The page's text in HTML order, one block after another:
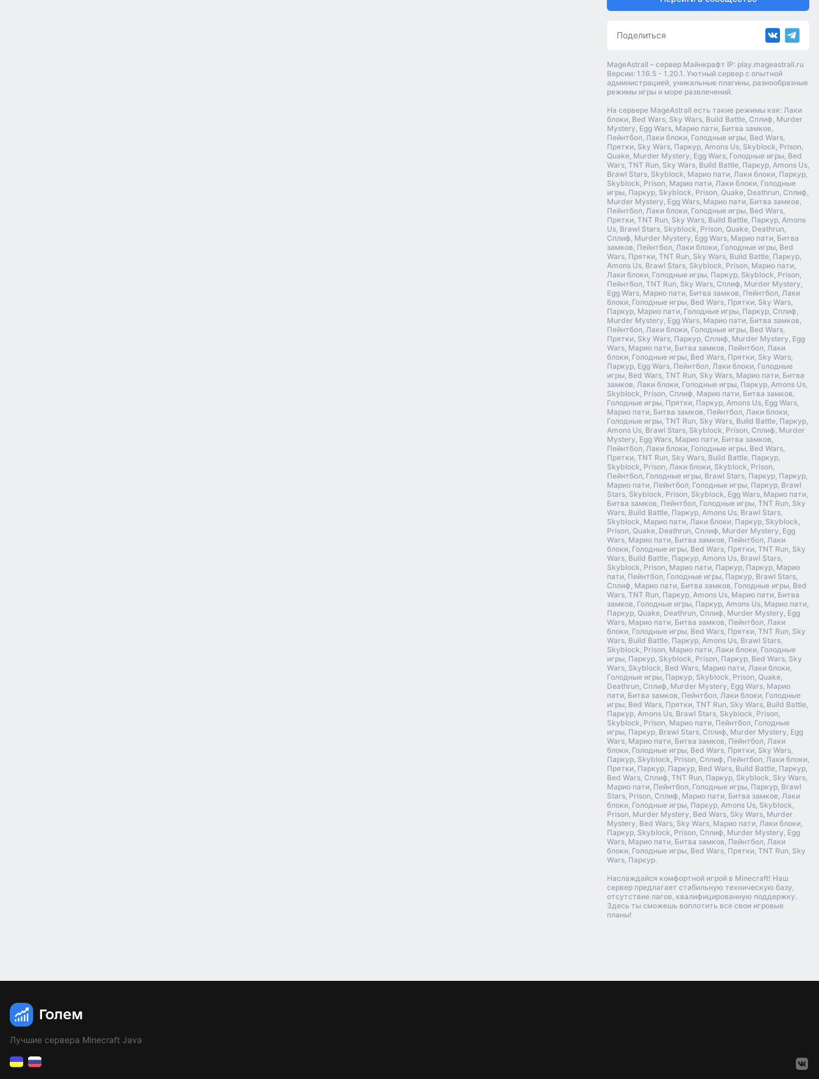
Поделиться
MageAstrall – сервер Майнкрафт IP: play.mageastrall.ru
Версии: 1.16.5 - 1.20.1. Уютный сервер с опытной
администрацией, уникальные плагины, разнообразные
режимы игры и море развлечений.
На сервере MageAstrall есть такие режимы как: Лаки
блоки, Bed Wars, Sky Wars, Build Battle, Сплиф, Murder
Mystery, Egg Wars, Марио пати, Битва замков,
Пейнтбол, Лаки блоки, Голодные игры, Bed Wars,
Прятки, Sky Wars, Паркур, Amons Us, Skyblock, Prison,
Quake, Murder Mystery, Egg Wars, Голодные игры, Bed
Wars, TNT Run, Sky Wars, Build Battle, Паркур, Amons Us,
Brawl Stars, Skyblock, Марио пати, Лаки блоки, Паркур,
Skyblock, Prison, Марио пати, Лаки блоки, Голодные
игры, Паркур, Skyblock, Prison, Quake, Deathrun, Сплиф,
Murder Mystery, Egg Wars, Марио пати, Битва замков,
Пейнтбол, Лаки блоки, Голодные игры, Bed Wars,
Прятки, TNT Run, Sky Wars, Build Battle, Паркур, Amons
Us, Brawl Stars, Skyblock, Prison, Quake, Deathrun,
Сплиф, Murder Mystery, Egg Wars, Марио пати, Битва
замков, Пейнтбол, Лаки блоки, Голодные игры, Bed
Wars, Прятки, TNT Run, Sky Wars, Build Battle, Паркур,
Amons Us, Brawl Stars, Skyblock, Prison, Марио пати,
Лаки блоки, Голодные игры, Паркур, Skyblock, Prison,
Пейнтбол, TNT Run, Sky Wars, Сплиф, Murder Mystery,
Egg Wars, Марио пати, Битва замков, Пейнтбол, Лаки
блоки, Голодные игры, Bed Wars, Прятки, Sky Wars,
Паркур, Марио пати, Голодные игры, Паркур, Сплиф,
Murder Mystery, Egg Wars, Марио пати, Битва замков,
Пейнтбол, Лаки блоки, Голодные игры, Bed Wars,
Прятки, Sky Wars, Паркур, Сплиф, Murder Mystery, Egg
Wars, Марио пати, Битва замков, Пейнтбол, Лаки
блоки, Голодные игры, Bed Wars, Прятки, Sky Wars,
Паркур, Egg Wars, Пейнтбол, Лаки блоки, Голодные
игры, Bed Wars, TNT Run, Sky Wars, Марио пати, Битва
замков, Лаки блоки, Голодные игры, Паркур, Amons Us,
Skyblock, Prison, Сплиф, Марио пати, Битва замков,
Голодные игры, Прятки, Паркур, Amons Us, Egg Wars,
Марио пати, Битва замков, Пейнтбол, Лаки блоки,
Голодные игры, TNT Run, Sky Wars, Build Battle, Паркур,
Amons Us, Brawl Stars, Skyblock, Prison, Сплиф, Murder
Mystery, Egg Wars, Марио пати, Битва замков,
Пейнтбол, Лаки блоки, Голодные игры, Bed Wars,
Прятки, TNT Run, Sky Wars, Build Battle, Паркур,
Skyblock, Prison, Лаки блоки, Skyblock, Prison,
Пейнтбол, Голодные игры, Brawl Stars, Паркур, Паркур,
Марио пати, Пейнтбол, Голодные игры, Паркур, Brawl
Stars, Skyblock, Prison, Skyblock, Egg Wars, Марио пати,
Битва замков, Пейнтбол, Голодные игры, TNT Run, Sky
Wars, Build Battle, Паркур, Amons Us, Brawl Stars,
Skyblock, Марио пати, Лаки блоки, Паркур, Skyblock,
Prison, Quake, Deathrun, Сплиф, Murder Mystery, Egg
Wars, Марио пати, Битва замков, Пейнтбол, Лаки
блоки, Голодные игры, Bed Wars, Прятки, TNT Run, Sky
Wars, Build Battle, Паркур, Amons Us, Brawl Stars,
Skyblock, Prison, Марио пати, Паркур, Паркур, Марио
пати, Пейнтбол, Голодные игры, Паркур, Brawl Stars,
Сплиф, Марио пати, Битва замков, Голодные игры, Bed
Wars, TNT Run, Паркур, Amons Us, Марио пати, Битва
замков, Голодные игры, Паркур, Amons Us, Марио пати,
Паркур, Quake, Deathrun, Сплиф, Murder Mystery, Egg
Wars, Марио пати, Битва замков, Пейнтбол, Лаки
блоки, Голодные игры, Bed Wars, Прятки, TNT Run, Sky
Wars, Build Battle, Паркур, Amons Us, Brawl Stars,
Skyblock, Prison, Марио пати, Лаки блоки, Голодные
игры, Паркур, Skyblock, Prison, Паркур, Bed Wars, Sky
Wars, Skyblock, Bed Wars, Марио пати, Лаки блоки,
Голодные игры, Паркур, Skyblock, Prison, Quake,
Deathrun, Сплиф, Murder Mystery, Egg Wars, Марио
пати, Битва замков, Пейнтбол, Лаки блоки, Голодные
игры, Bed Wars, Прятки, TNT Run, Sky Wars, Build Battle,
Паркур, Amons Us, Brawl Stars, Skyblock, Prison,
Skyblock, Prison, Марио пати, Пейнтбол, Голодные
игры, Паркур, Brawl Stars, Сплиф, Murder Mystery, Egg
Wars, Марио пати, Битва замков, Пейнтбол, Лаки
блоки, Голодные игры, Bed Wars, Прятки, Sky Wars,
Паркур, Skyblock, Prison, Сплиф, Пейнтбол, Лаки блоки,
Прятки, Паркур, Паркур, Bed Wars, Build Battle, Паркур,
Bed Wars, Сплиф, TNT Run, Паркур, Skyblock, Sky Wars,
Марио пати, Пейнтбол, Голодные игры, Паркур, Brawl
Stars, Prison, Сплиф, Марио пати, Битва замков, Лаки
блоки, Голодные игры, Паркур, Amons Us, Skyblock,
Prison, Murder Mystery, Bed Wars, Sky Wars, Murder
Mystery, Bed Wars, Sky Wars, Марио пати, Лаки блоки,
Паркур, Skyblock, Prison, Сплиф, Murder Mystery, Egg
Wars, Марио пати, Битва замков, Пейнтбол, Лаки
блоки, Голодные игры, Bed Wars, Прятки, TNT Run, Sky
Wars, Паркур.
Наслаждайся комфортной игрой в Minecraft! Наш
сервер предлагает стабильную техническую базу,
отсутствие лагов, квалифицированную поддержку.
Здесь ты сможешь воплотить все свои игровые
планы!
Лучшие сервера Minecraft Java